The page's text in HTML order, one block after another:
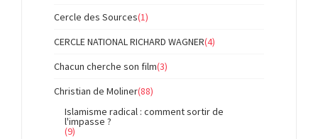
Cercle des Sources(1)
CERCLE NATIONAL RICHARD WAGNER(4)
Chacun cherche son film(3)
Christian de Moliner(88)
Islamisme radical : comment sortir de
l'impasse ?
(9)